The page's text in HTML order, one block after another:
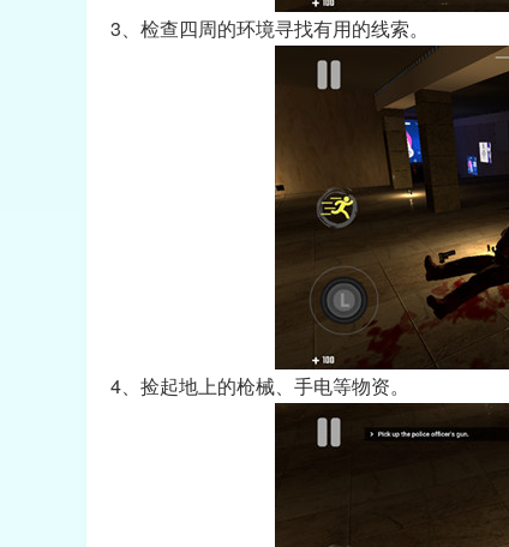
3、检查四周的环境寻找有用的线索。
4、捡起地上的枪械、手电等物资。